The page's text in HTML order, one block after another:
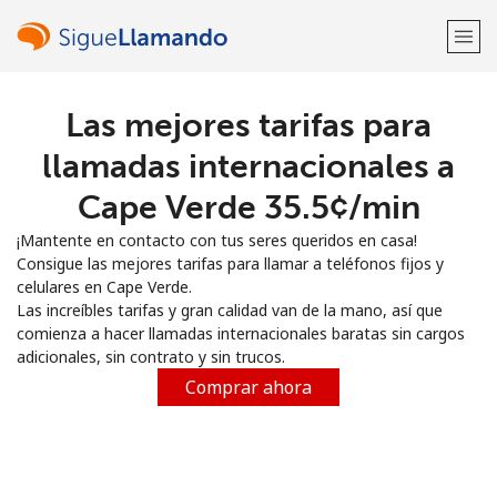
¡Bienvenido!
Regístrate con
o
Las mejores tarifas para
llamadas internacionales a
Cape Verde ⁦35.5¢⁩/min
¡Mantente en contacto con tus seres queridos en casa!
Consigue las mejores tarifas para llamar a teléfonos fijos y
celulares en Cape Verde.
Las increíbles tarifas y gran calidad van de la mano, así que
comienza a hacer llamadas internacionales baratas sin cargos
adicionales, sin contrato y sin trucos.
Comprar ahora